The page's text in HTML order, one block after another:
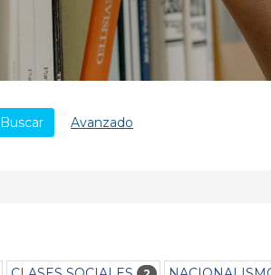
Buscar Avanzado